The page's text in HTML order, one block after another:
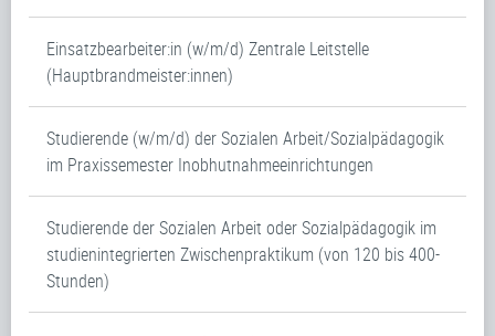
Einsatzbearbeiter:in (w/m/d) Zentrale Leitstelle
(Hauptbrandmeister:innen)
Studierende (w/m/d) der Sozialen Arbeit/Sozialpädagogik
im Praxissemester Inobhutnahmeeinrichtungen
Studierende der Sozialen Arbeit oder Sozialpädagogik im
studienintegrierten Zwischenpraktikum (von 120 bis 400-
Stunden)